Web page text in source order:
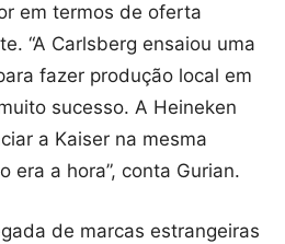
em termos de oferta
“A Carlsberg ensaiou uma
fazer produção local em
sucesso. A Heineken
a Kaiser na mesma
era a hora”, conta Gurian.
de marcas estrangeiras